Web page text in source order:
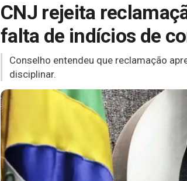
CNJ rejeita
falta de indícios de
Conselho entendeu que reclamação
disciplinar.